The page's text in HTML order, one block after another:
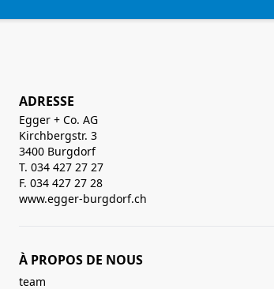
ADRESSE
Egger + Co. AG
Kirchbergstr. 3
3400 Burgdorf
T. 034 427 27 27
F. 034 427 27 28
www.egger-burgdorf.ch
À PROPOS DE NOUS
team